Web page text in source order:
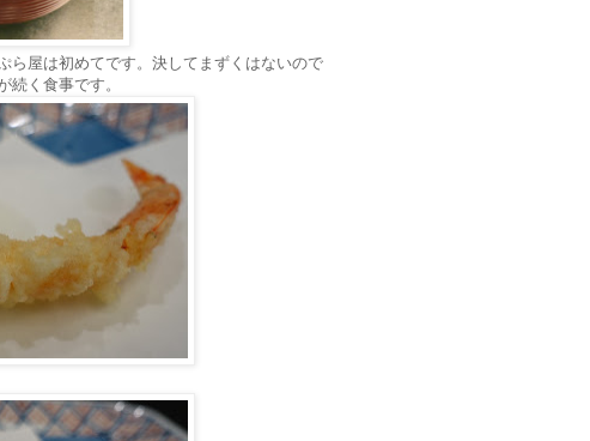
ら屋は初めてです。決してまずくはないので
続く食事です。